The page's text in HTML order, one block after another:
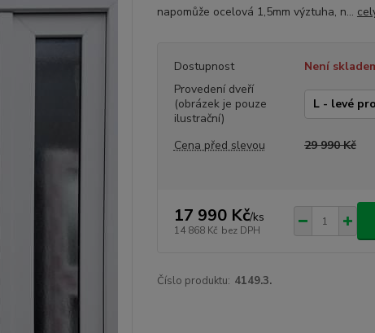
napomůže ocelová 1,5mm výztuha, n...
Dostupnost
Není
Provedení dveří
(obrázek je pouze
ilustrační)
Cena před slevou
29 990 Kč
17 990 Kč/ks
14 868 Kč bez DPH
Číslo produktu: 4149.3.